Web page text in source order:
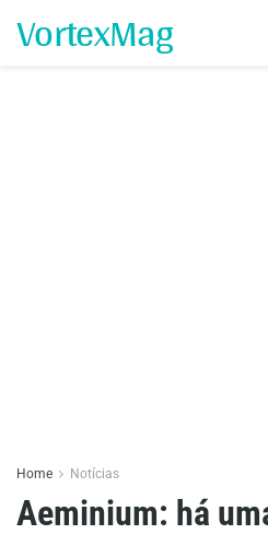
VortexMag
Home Notícias
Aeminium: há